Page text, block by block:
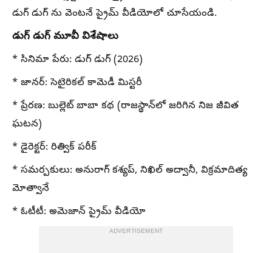
డుగ్ డుగ్ ను వెంటనే ప్రైమ్ వీడియోలో చూసేయండి.
డుగ్ డుగ్ మూవీ విశేషాలు
* సినిమా పేరు: డుగ్ డుగ్ (2026)
* జానర్: సెటైరికల్ కామెడీ మిస్టరీ
* ప్రేరణ: బుల్లెట్ బాబా కథ (రాజస్థాన్‌లో జరిగిన నిజ జీవిత
ఘటన)
* డైరెక్టర్: రిత్విక్ పరీక్
* సమర్పకులు: అనురాగ్ కశ్యప్, నిఖిల్ అద్వానీ, విక్రమాదిత్య
మోత్వానే
* ఓటీటీ: అమెజాన్ ప్రైమ్ వీడియో
ADVERTISEMENT